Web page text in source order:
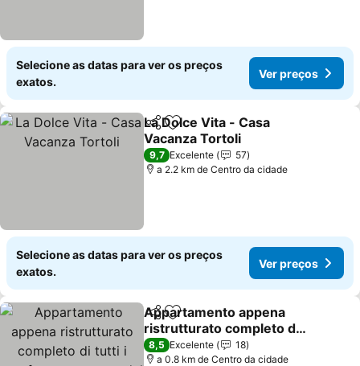
Selecione as datas para ver os preços
exatos.
Ver preços
PartilharAdicionar aos favoritos
La Dolce Vita - Casa
Vacanza Tortoli
Ver preços
9,7 Excelente
57
a 2.2 km de Centro da cidade
Selecione as datas para ver os preços
exatos.
Ver preços
PartilharAdicionar aos favoritos
Appartamento appena
ristrutturato completo di
tutti i comfort a un passo
dal centro
Ver preços
8,5 Excelente
18
a 0.8 km de Centro da cidade